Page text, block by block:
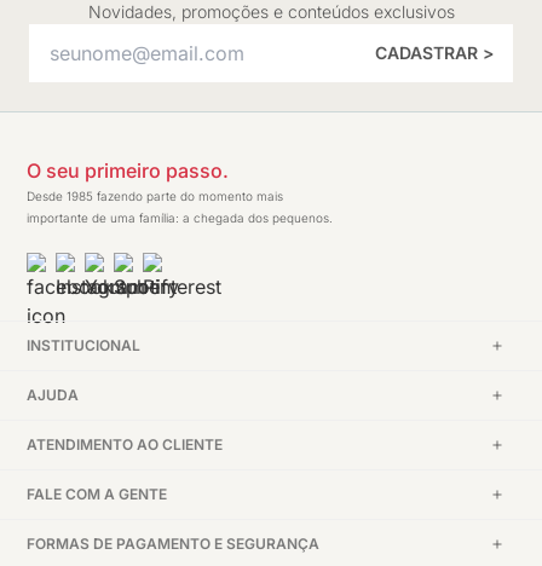
Novidades, promoções e conteúdos exclusivos
CADASTRAR >
O seu primeiro passo.
Desde 1985 fazendo parte do momento mais
importante de uma família: a chegada dos pequenos.
INSTITUCIONAL
AJUDA
ATENDIMENTO AO CLIENTE
FALE COM A GENTE
FORMAS DE PAGAMENTO E SEGURANÇA